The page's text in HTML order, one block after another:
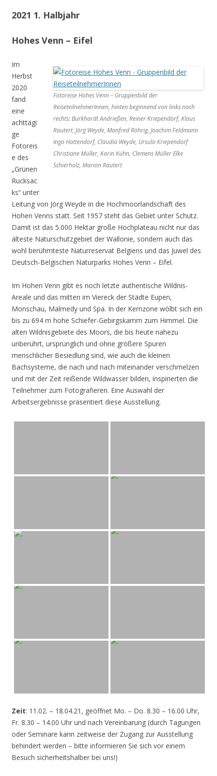
2021 1. Halbjahr
Hohes Venn – Eifel
Fotoreise Hohes Venn – Gruppenbild der
ReiseteilnehmerInnen, hinten beginnend von links nach
rechts: Burkhardt Andrießen, Reiner Kriependorf, Klaus
Rautert, Jörg Weyde, Manfred Röhrig, Joachim Feldmann
Ingo Hattendorf, Claudia Weyde, Ursula Kriependorf
Christiane Müller, Karin Kühn, Clemens Müller Elke
Schierholz, Marion Rautert
Im
Herbst
2020
fand
eine
achttägi
ge
Fotoreis
e des
„Grünen
Rucksac
ks“ unter
Leitung von Jörg Weyde in die Hochmoorlandschaft des
Hohen Venns statt. Seit 1957 steht das Gebiet unter Schutz.
Damit ist das 5.000 Hektar große Hochplateau nicht nur das
älteste Naturschutzgebiet der Wallonie, sondern auch das
wohl berühmteste Naturreservat Belgiens und das Juwel des
Deutsch-Belgischen Naturparks Hohes Venn – Eifel.
Im Hohen Venn gibt es noch letzte authentische Wildnis-
Areale und das mitten im Viereck der Städte Eupen,
Monschau, Malmedy und Spa. In der Kernzone wölbt sich ein
bis zu 694 m hohe Schiefer-Gebirgskamm zum Himmel. Die
alten Wildnisgebiete des Moors, die bis heute nahezu
unberührt, ursprünglich und ohne größere Spuren
menschlicher Besiedlung sind, wie auch die kleinen
Bachsysteme, die nach und nach miteinander verschmelzen
und mit der Zeit reißende Wildwasser bilden, inspirierten die
Teilnehmer zum Fotografieren. Eine Auswahl der
Arbeitsergebnisse präsentiert diese Ausstellung.
Zeit: 11.02. – 18.04.21, geöffnet Mo. – Do. 8.30 – 16.00 Uhr,
Fr. 8.30 – 14.00 Uhr und nach Vereinbarung (durch Tagungen
oder Seminare kann zeitweise der Zugang zur Ausstellung
behindert werden – bitte informieren Sie sich vor einem
Besuch sicherheitshalber bei uns!)